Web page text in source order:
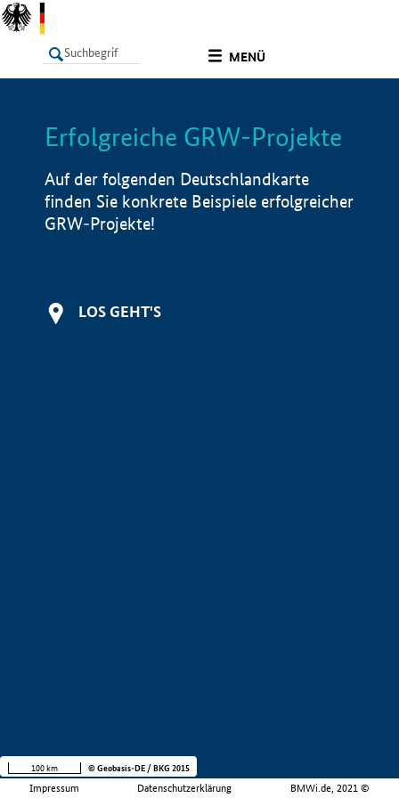
MENÜ
LISTE Info
Erfolgreiche GRW-Projekte
Auf der folgenden Deutschlandkarte
finden Sie konkrete Beispiele erfolgreicher
GRW-Projekte!
LOS GEHT'S
Impressum Datenschutzerklärung BMWi.de, 2021 ©
100 km © Geobasis-DE / BKG 2015